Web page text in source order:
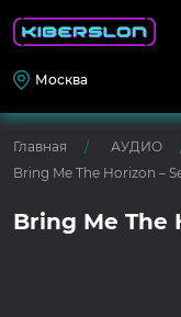
Москва
Главная АУДИО
Bring Me The Horizon –
Bring Me The